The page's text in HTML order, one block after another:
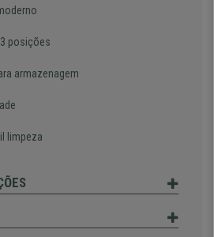
posições
armazenagem
limpeza